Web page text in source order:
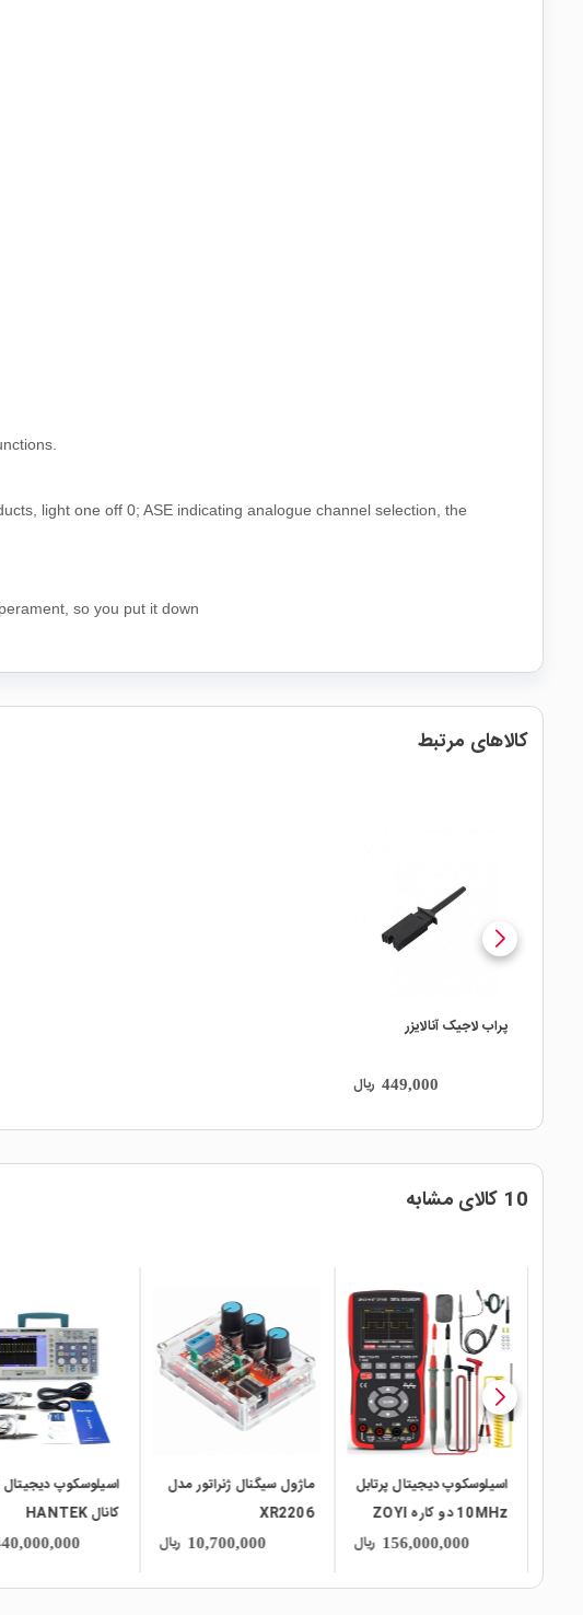
light one off 0; ASE indicating analogue channel selection, the
so you put it down
کالاهای مرتبط
پراب لاجیک آنالایزر
449,000 ریال
10 کالای مشابه
اسیلوسکوپ دیجیتال پرتابل
10MHz دو کاره ZOYI
ZT-702S
156,000,000 ریال
ماژول سیگنال ژنراتور مدل
XR2206
10,700,000 ریال
اسیلوسکوپ
کانال HANTEK
DSO5072P